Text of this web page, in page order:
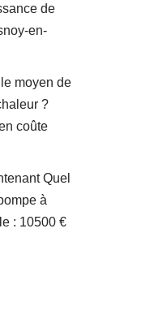
de
en-
moyen de
?
coûte
Quel
à
: 10500 €